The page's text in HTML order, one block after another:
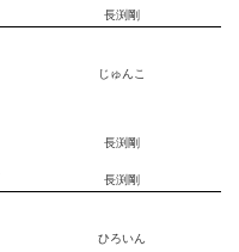
長渕剛
じゅんこ
長渕剛
長渕剛
ひろいん